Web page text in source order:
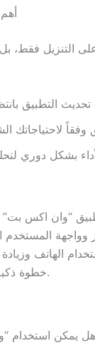
التنزيل فقط،
“وان اكس
وواجهة
الهاتف وزيادة
خطوة ذكية. لا تتردد في تجربته لتكتشف فوائده بنفسك.
هل يمكن استخدام